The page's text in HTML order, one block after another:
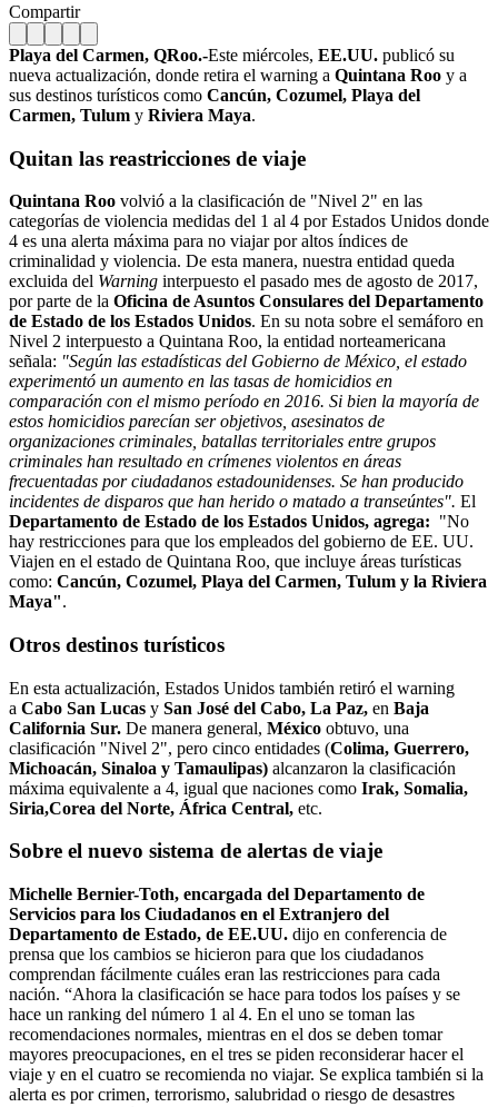
Compartir
Playa del Carmen, QRoo.-Este miércoles, EE.UU. publicó su
nueva actualización, donde retira el warning a Quintana Roo y a
sus destinos turísticos como Cancún, Cozumel, Playa del
Carmen, Tulum y Riviera Maya.
Quitan las reastricciones de viaje
Quintana Roo volvió a la clasificación de "Nivel 2" en las
categorías de violencia medidas del 1 al 4 por Estados Unidos donde
4 es una alerta máxima para no viajar por altos índices de
criminalidad y violencia. De esta manera, nuestra entidad queda
excluida del Warning interpuesto el pasado mes de agosto de 2017,
por parte de la Oficina de Asuntos Consulares del Departamento
de Estado de los Estados Unidos. En su nota sobre el semáforo en
Nivel 2 interpuesto a Quintana Roo, la entidad norteamericana
señala: "Según las estadísticas del Gobierno de México, el estado
experimentó un aumento en las tasas de homicidios en
comparación con el mismo período en 2016. Si bien la mayoría de
estos homicidios parecían ser objetivos, asesinatos de
organizaciones criminales, batallas territoriales entre grupos
criminales han resultado en crímenes violentos en áreas
frecuentadas por ciudadanos estadounidenses. Se han producido
incidentes de disparos que han herido o matado a transeúntes". El
Departamento de Estado de los Estados Unidos, agrega: "No
hay restricciones para que los empleados del gobierno de EE. UU.
Viajen en el estado de Quintana Roo, que incluye áreas turísticas
como: Cancún, Cozumel, Playa del Carmen, Tulum y la Riviera
Maya".
Otros destinos turísticos
En esta actualización, Estados Unidos también retiró el warning
a Cabo San Lucas y San José del Cabo, La Paz, en Baja
California Sur. De manera general, México obtuvo, una
clasificación "Nivel 2", pero cinco entidades (Colima, Guerrero,
Michoacán, Sinaloa y Tamaulipas) alcanzaron la clasificación
máxima equivalente a 4, igual que naciones como Irak, Somalia,
Siria,Corea del Norte, África Central, etc.
Sobre el nuevo sistema de alertas de viaje
Michelle Bernier-Toth, encargada del Departamento de
Servicios para los Ciudadanos en el Extranjero del
Departamento de Estado, de EE.UU. dijo en conferencia de
prensa que los cambios se hicieron para que los ciudadanos
comprendan fácilmente cuáles eran las restricciones para cada
nación. “Ahora la clasificación se hace para todos los países y se
hace un ranking del número 1 al 4. En el uno se toman las
recomendaciones normales, mientras en el dos se deben tomar
mayores preocupaciones, en el tres se piden reconsiderar hacer el
viaje y en el cuatro se recomienda no viajar. Se explica también si la
alerta es por crimen, terrorismo, salubridad o riesgo de desastres